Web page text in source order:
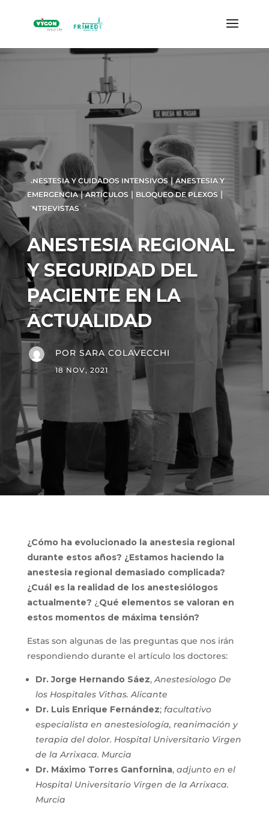
ANESTESIA Y CUIDADOS INTENSIVOS|ANESTESIA Y
EMERGENCIA|ARTÍCULOS | BLOQUEO DE PLEXOS |
ENTREVISTAS
ANESTESIA REGIONAL
Y SEGURIDAD DEL
PACIENTE EN LA
ACTUALIDAD
POR SARA COLAVECCHI
18 NOV, 2021
¿Cómo ha evolucionado la anestesia regional
durante estos años? ¿Estamos haciendo la
anestesia regional demasiado complicada?
¿Cuál es la realidad de los anestesiólogos
actualmente? ¿ Qué elementos se valoran en
estos momentos de máxima tensión?
Estas son algunas de las preguntas que nos irán
respondiendo durante el artículo los doctores:
Dr. Jorge Hernando Sáez,Anestesiologo De
los Hospitales Vithas. Alicante
Dr. Luis Enrique Fernández; facultativo
especialista en anestesiología, reanimación y
terapia del dolor. Hospital Universitario Virgen
de la Arrixaca. Murcia
Dr. Máximo Torres Ganfornina, adjunto en el
Hospital Universitario Virgen de la Arrixaca.
Murcia